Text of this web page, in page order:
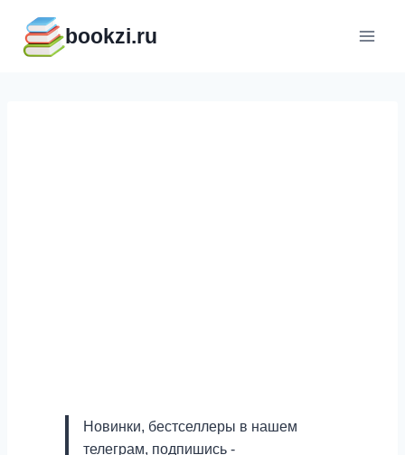
содержимому
bookzi.ru
Новинки, бестселлеры в нашем
телеграм, подпишись -